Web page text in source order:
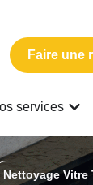
services
Faire une
Nettoyage Vitre